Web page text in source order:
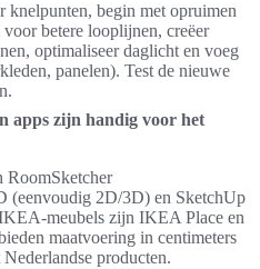
knelpunten, begin met opruimen
betere looplijnen, creëer
optimaliseer daglicht en voeg
panelen). Test de nieuwe
apps zijn handig voor het
RoomSketcher
(eenvoudig 2D/3D) en SketchUp
meubels zijn IKEA Place en
maatvoering in centimeters
producten.